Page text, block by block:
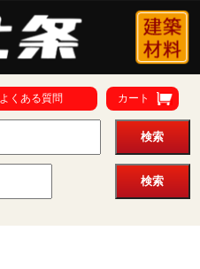
よくある質問 カート